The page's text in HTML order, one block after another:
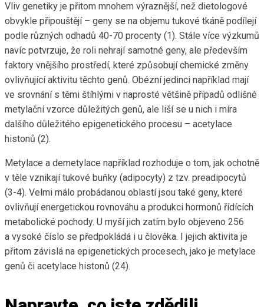
Vliv genetiky je přitom mnohem výraznější, než dietologové
obvykle připouštějí – geny se na objemu tukové tkáně podílejí
podle různých odhadů 40-70 procenty (1). Stále více výzkumů
navíc potvrzuje, že roli nehrají samotné geny, ale především
faktory vnějšího prostředí, které způsobují chemické změny
ovlivňující aktivitu těchto genů. Obézní jedinci například mají
ve srovnání s těmi štíhlými v naprosté většině případů odlišné
metylační vzorce důležitých genů, ale liší se u nich i míra
dalšího důležitého epigenetického procesu – acetylace
histonů (2).
Metylace a demetylace například rozhoduje o tom, jak ochotně
v těle vznikají tukové buňky (adipocyty) z tzv. preadipocytů
(3-4). Velmi málo probádanou oblastí jsou také geny, které
ovlivňují energetickou rovnováhu a produkci hormonů řídících
metabolické pochody. U myší jich zatím bylo objeveno 256
a vysoké číslo se předpokládá i u člověka. I jejich aktivita je
přitom závislá na epigenetických procesech, jako je metylace
genů či acetylace histonů (24).